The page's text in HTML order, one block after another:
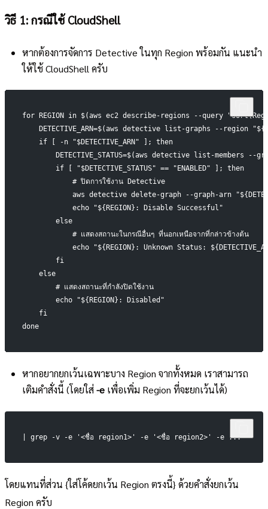
วิธี 1: กรณีใช้ CloudShell
หากต้องการจัดการ Detective ในทุก Region พร้อมกัน แนะนำ
ให้ใช้ CloudShell ครับ
for REGION in $(aws ec2 describe-regions --query
DETECTIVE_ARN=$(aws detective list-graphs --region
    if [ -n "$DETECTIVE_ARN" ]; then
DETECTIVE_STATUS=$(aws detective list-members --
        if [ "$DETECTIVE_STATUS" == "ENABLED" ]; then
            # ปิดการใช้งาน Detective
aws detective delete-graph --graph-arn
            echo "${REGION}: Disable Successful"
        else
            # แสดงสถานะในกรณีอื่นๆ ที่นอกเหนือจากที่กล่าวข้างต้น
echo "${REGION}: Unknown Status:
        fi
    else
        # แสดงสถานะที่กำลังปิดใช้งาน
        echo "${REGION}: Disabled"
    fi
done
หากอยากยกเว้นเฉพาะบาง Region จากทั้งหมด เราสามารถ
เติมคำสั่งนี้ (โดยใส่-eเพื่อเพิ่ม Region ที่จะยกเว้นได้)
| grep -v -e '<ชื่อ region1>' -e '<ชื่อ region2>' -e ...
โดยแทนที่ส่วน {ใส่โค้ดยกเว้น Region ตรงนี้} ด้วยคำสั่งยกเว้น
Region ครับ